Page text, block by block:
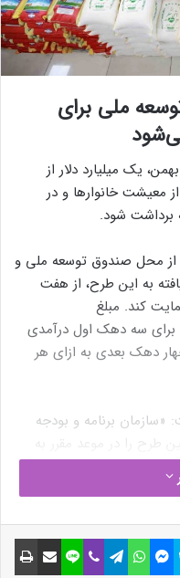
ملی برای
بنا بر مصوبه هیئت وزیران در جلسه ۲۱ بهمن، یک میلیارد دلار از
معیشت خانوارها و در
برداشت شود.
از محل صندوق توسعه ملی و
به این طرح، از هفت
نفر) حمایت کند. مبلغ
برای سه دهک اول درآمدی
و برای چهار دهک بعدی به ازای هر
برنامه و بودجه
را در موعد مقرر به
خدمات فناوری رفاه
اجتماعی واریز نماید.»
موظف شده‌اند در
رفاه اجتماعی همکاری کنند.
اسکایپ مسنجر واتس آپ تلگرام وایبر لاین اشتراک گذاری با ایمیل